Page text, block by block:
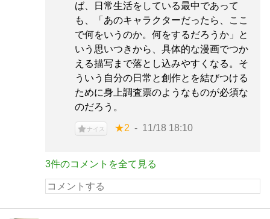
ば、日常生活をしている最中であって
も、「あのキャラクターだったら、ここ
で何をいうのか。何をするだろうか」と
いう思いつきから、具体的な漫画でつか
える描写まで落とし込みやすくなる。そ
ういう自分の日常と創作とを結びつける
ために身上調査票のようなものが必須な
のだろう。
ナイス ★2 11/18 18:10
3件のコメントを全て見る